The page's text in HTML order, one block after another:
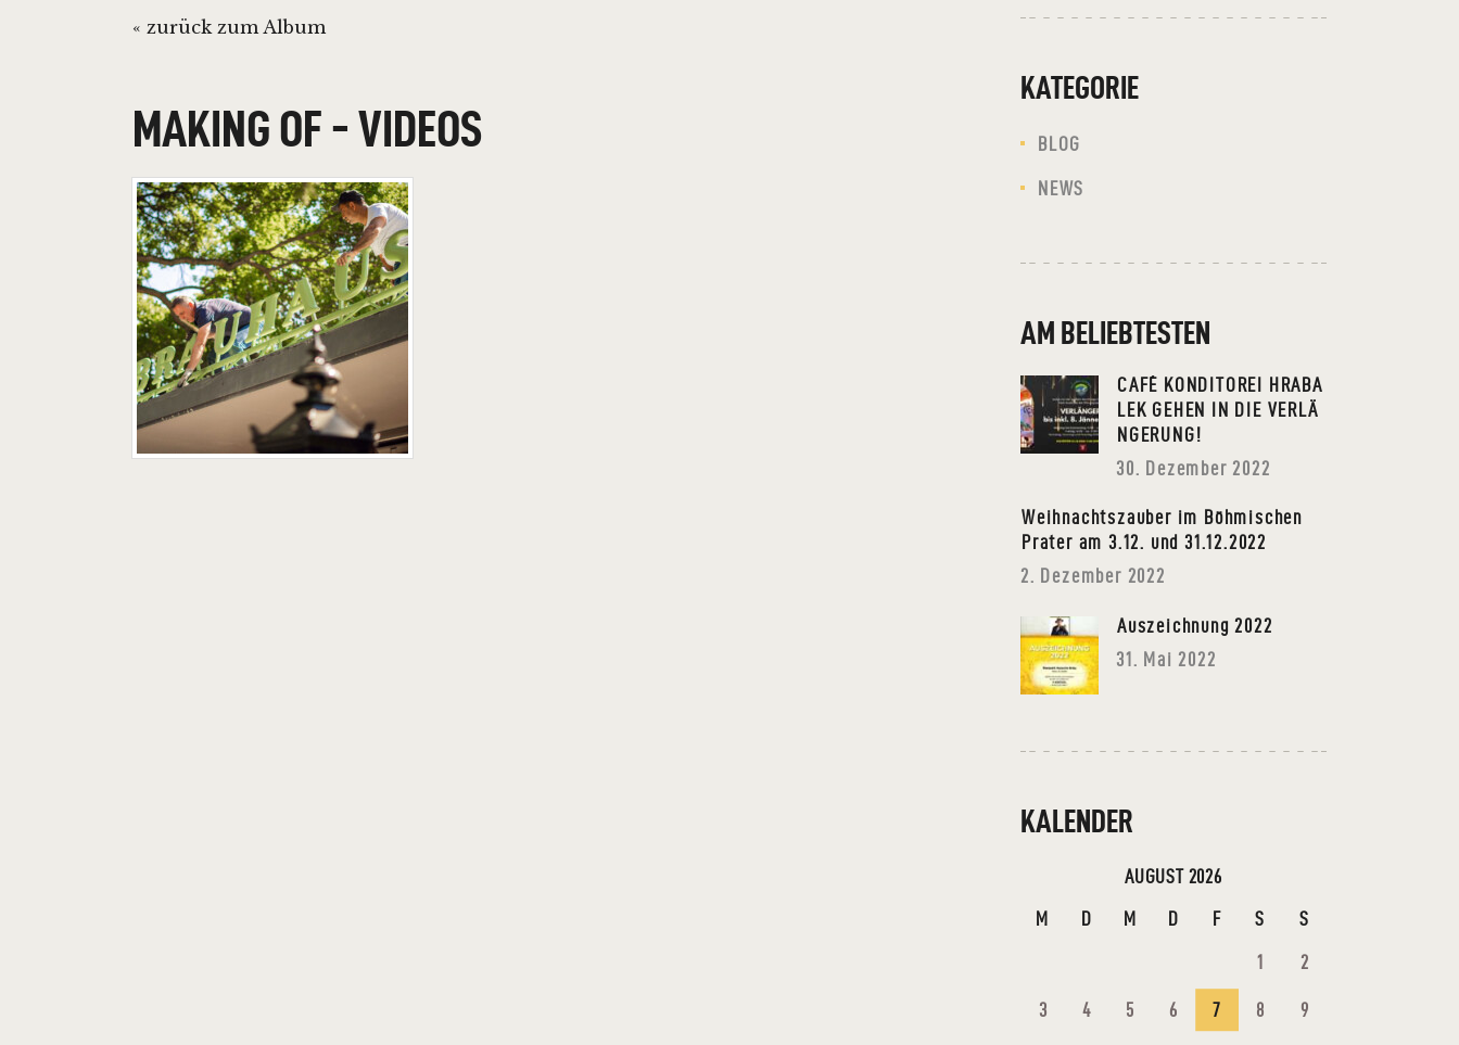
« zurück zum Album
MAKING OF - VIDEOS
KATEGORIE
BLOG
NEWS
AM BELIEBTESTEN
CAFÉ KONDITOREI HRABA
LEK GEHEN IN DIE VERLÄ
NGERUNG!
30. Dezember 2022
Weihnachtszauber im Böhmischen
Prater am 3.12. und 31.12.2022
2. Dezember 2022
Auszeichnung 2022
31. Mai 2022
KALENDER
AUGUST 2026
M D M D F S S
1 2
3 4 5 6 7 8 9